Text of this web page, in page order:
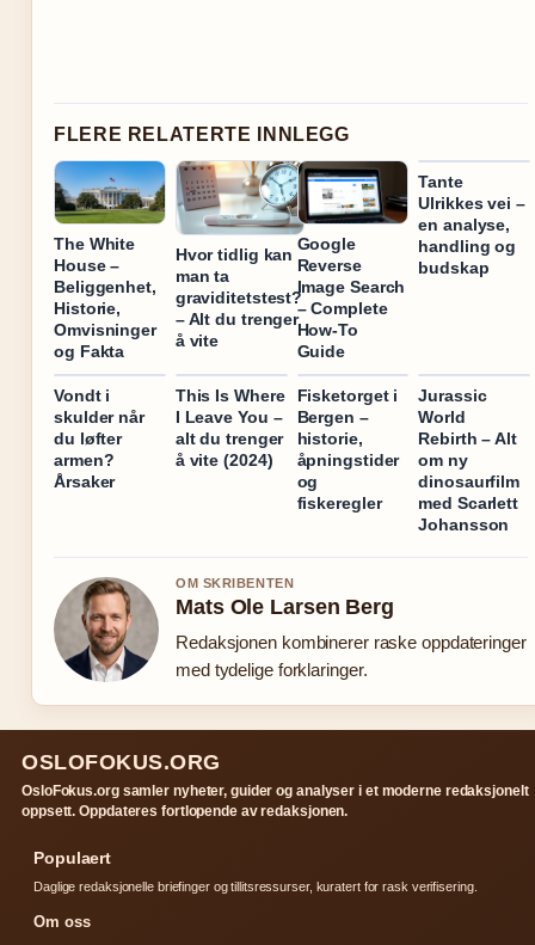
FLERE RELATERTE INNLEGG
The White
House –
Beliggenhet,
Historie,
Omvisninger
og Fakta
Hvor tidlig kan
man ta
graviditetstest?
– Alt du trenger
å vite
Google
Reverse
Image Search
– Complete
How-To
Guide
Tante
Ulrikkes vei –
en analyse,
handling og
budskap
Vondt i
skulder når
du løfter
armen?
Årsaker
This Is Where
I Leave You –
alt du trenger
å vite (2024)
Fisketorget i
Bergen –
historie,
åpningstider
og
fiskeregler
Jurassic
World
Rebirth – Alt
om ny
dinosaurfilm
med Scarlett
Johansson
OM SKRIBENTEN
Mats Ole Larsen Berg
Redaksjonen kombinerer raske oppdateringer
med tydelige forklaringer.
OSLOFOKUS.ORG
OsloFokus.org samler nyheter, guider og analyser i et moderne redaksjonelt
oppsett. Oppdateres fortlopende av redaksjonen.
Populaert
Daglige redaksjonelle briefinger og tillitsressurser, kuratert for rask verifisering.
Om oss